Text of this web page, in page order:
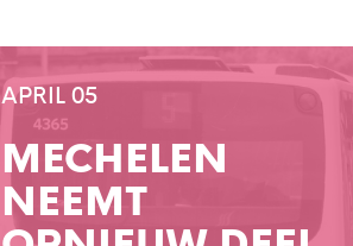
APRIL 05
MECHELEN
NEEMT